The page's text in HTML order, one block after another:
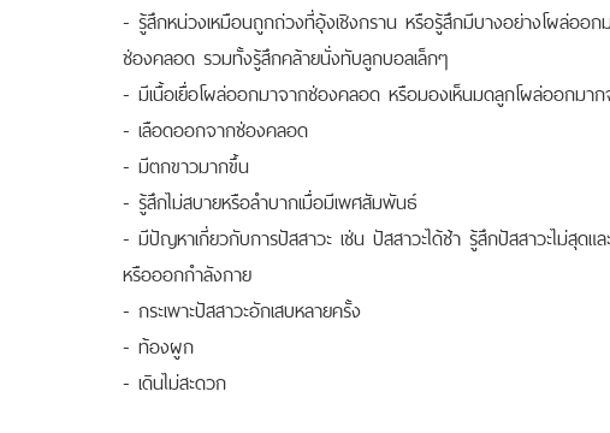
- รู้สึกหน่วงเหมือนถูกถ่วงที่อุ้งเชิงกราน หรือรู้สึกมีบางอย่างโผล่ออ
ช่องคลอด รวมทั้งรู้สึกคล้ายนั่งทับลูกบอลเล็กๆ
- มีเนื้อเยื่อโผล่ออกมาจากช่องคลอด หรือมองเห็นมดลูกโผล่ออกมา
- เลือดออกจากช่องคลอด
- มีตกขาวมากขึ้น
- รู้สึกไม่สบายหรือลำบากเมื่อมีเพศสัมพันธ์
- มีปัญหาเกี่ยวกับการปัสสาวะ เช่น ปัสสาวะได้ช้า รู้สึกปัสสาวะไม่สุดแ
หรือออกกำลังกาย
- กระเพาะปัสสาวะอักเสบหลายครั้ง
- ท้องผูก
- เดินไม่สะดวก